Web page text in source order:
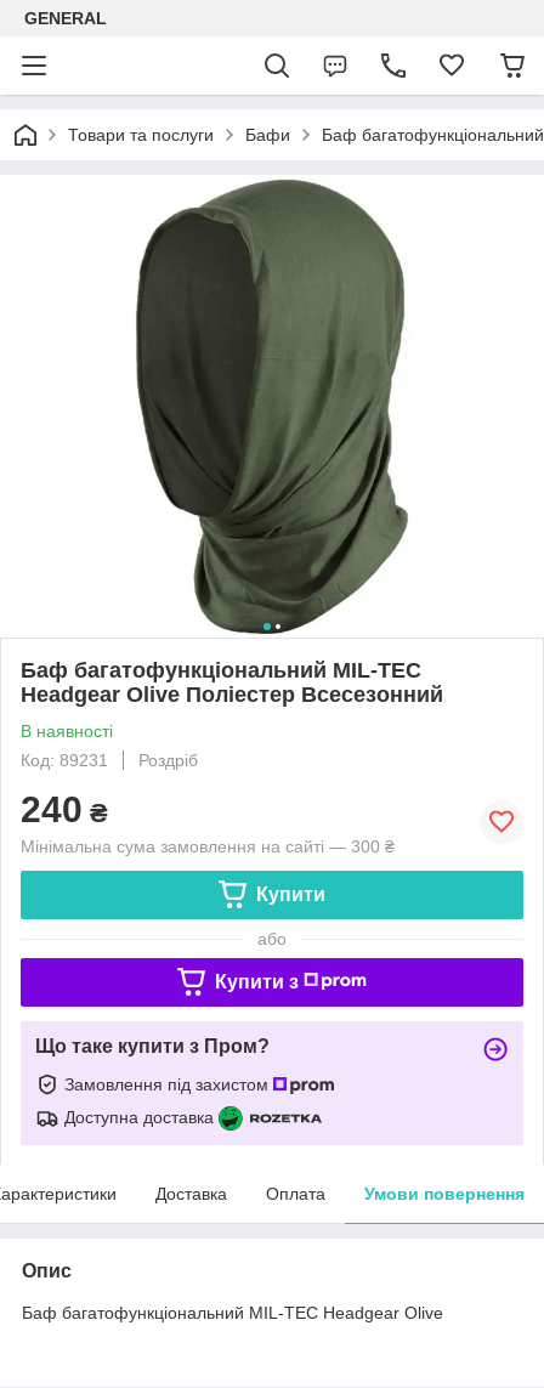
GENERAL
Товари та послуги Бафи Баф
Баф багатофункціональний MIL-TEC
Headgear Olive Поліестер Всесезонний
В наявності
Код: 89231
Роздріб
240 ₴
Мінімальна сума замовлення на сайті — 300 ₴
Купити
або
Купити з
Що таке купити з Пром?
Замовлення під захистом
Доступна доставка
Доставка Оплата Умови повернення
Опис
Баф багатофункціональний MIL-TEC Headgear Olive